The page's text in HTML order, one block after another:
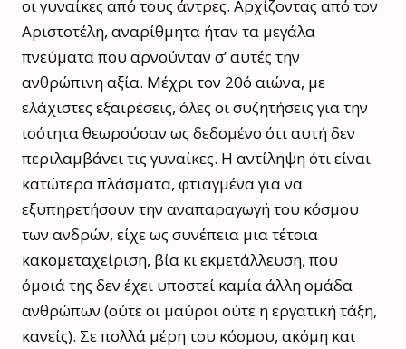
οι γυναίκες από τους άντρες. Αρχίζοντας από τον
Αριστοτέλη, αναρίθμητα ήταν τα μεγάλα
πνεύματα που αρνούνταν σ’ αυτές την
ανθρώπινη αξία. Μέχρι τον 20ό αιώνα, με
ελάχιστες εξαιρέσεις, όλες οι συζητήσεις για την
ισότητα θεωρούσαν ως δεδομένο ότι αυτή δεν
περιλαμβάνει τις γυναίκες. Η αντίληψη ότι είναι
κατώτερα πλάσματα, φτιαγμένα για να
εξυπηρετήσουν την αναπαραγωγή του κόσμου
των ανδρών, είχε ως συνέπεια μια τέτοια
κακομεταχείριση, βία κι εκμετάλλευση, που
όμοιά της δεν έχει υποστεί καμία άλλη ομάδα
ανθρώπων (ούτε οι μαύροι ούτε η εργατική τάξη,
κανείς). Σε πολλά μέρη του κόσμου, ακόμη και